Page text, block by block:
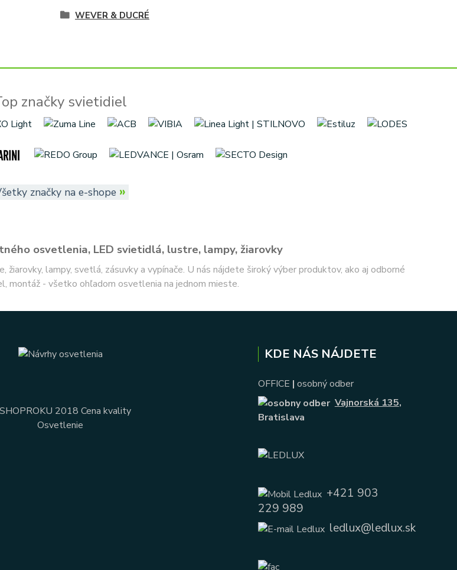
WEVER & DUCRÉ
značky svietidiel
značky na e-shope »
osvetlenia, LED svietidlá, lustre, lampy, žiarovky
žiarovky, lampy, svetlá, zásuvky a vypínače. U nás nájdete široký výber produktov, ako aj odborné
montáž - všetko ohľadom osvetlenia na jednom mieste.
KDE NÁS NÁJDETE
OFFICE | osobný odber
Vajnorská 135,
Bratislava
+421 903
229 989
ledlux@ledlux.sk